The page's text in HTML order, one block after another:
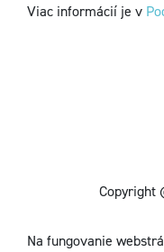
Viac informácií je v
Copyright
Na fungovanie